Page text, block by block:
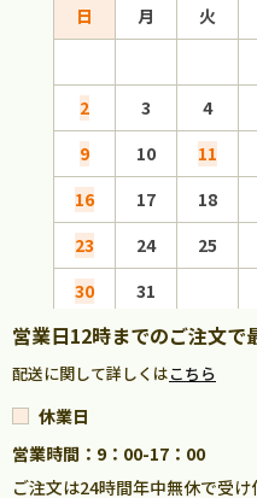
日 月 火
2
3 4
9
10 11
16
17 18
23
24 25
30
31
営業日12時までのご注文で
配送に関して詳しくはこちら
休業日
営業時間：9：00-17：00
ご注文は24時間年中無休で受